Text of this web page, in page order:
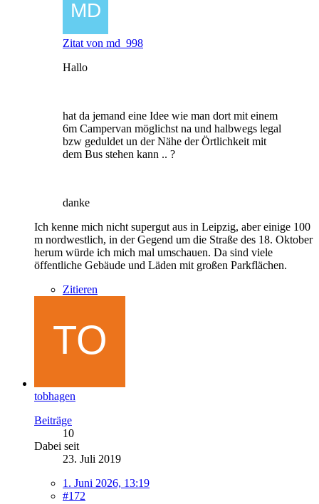
Zitat von md_998
Hallo
hat da jemand eine Idee wie man dort mit einem
6m Campervan möglichst na und halbwegs legal
bzw geduldet un der Nähe der Örtlichkeit mit
dem Bus stehen kann .. ?
danke
Ich kenne mich nicht supergut aus in Leipzig, aber einige 100
m nordwestlich, in der Gegend um die Straße des 18. Oktober
herum würde ich mich mal umschauen. Da sind viele
öffentliche Gebäude und Läden mit großen Parkflächen.
Zitieren
tobhagen
Beiträge
10
Dabei seit
23. Juli 2019
1. Juni 2026, 13:19
#172